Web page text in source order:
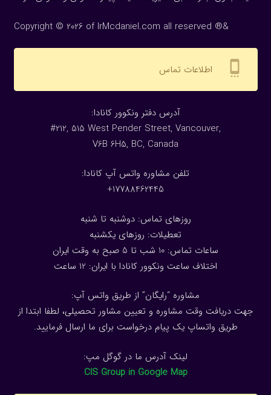
Copyright © 2026 of IrMcdaniel.com all reserved ®&
settings_cell اطلاعات تماس
:آدرس دفتر ونکوور کانادا
#212, 515 West Pender Street, Vancouver,
V6B 6H5, BC, Canada
تلفن مشاوره واتس آپ کانادا:
17788462445+
روزهای تماس: دوشنبه تا شنبه
تعطیلات: روزهای یکشنبه
ساعات تماس: 10 شب تا 5 صبح به وقت ایران
اختلاف ساعت ونکوور کانادا با ایران: 1 2 ساعت
مشاوره “رایگان” از طریق واتس آپ:
جهت دریافت وقت مشاوره و تعیین مشاور تحصیلی، لطفا ابتدا از
طریق واتساپ یک پیام درخواست برای ما ارسال فرمایید.
لینک آدرس ما در گوگل مپ:
CIS Group in Google Map